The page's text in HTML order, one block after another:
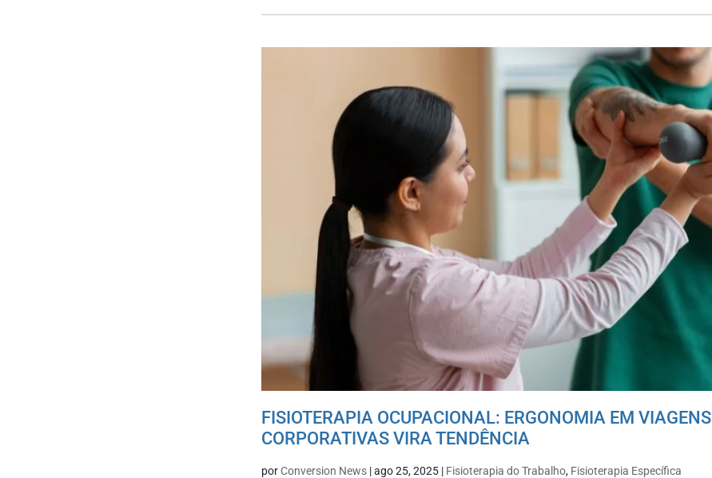
FISIOTERAPIA OCUPACIONAL: ERGONOMIA EM VIAGENS
CORPORATIVAS VIRA TENDÊNCIA
porConversion News |ago 25, 2025 | Fisioterapia do Trabalho, Fisioterapia Específica